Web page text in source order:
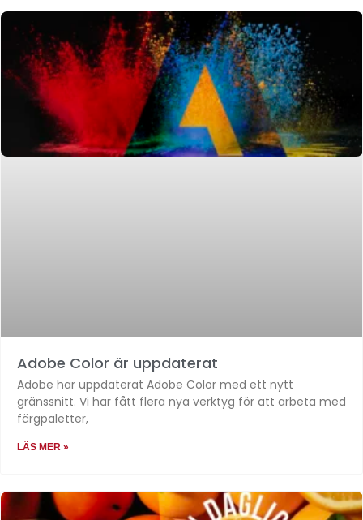
Adobe Color är uppdaterat
Adobe har uppdaterat Adobe Color med ett nytt
gränssnitt. Vi har fått flera nya verktyg för att arbeta med
färgpaletter,
LÄS MER »